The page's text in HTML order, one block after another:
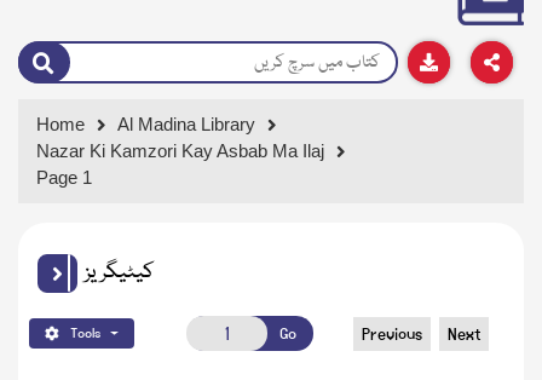
Home
Al Madina Library
Nazar Ki Kamzori Kay Asbab Ma Ilaj
Page 1
کیٹیگریز
Tools Go Previous Next